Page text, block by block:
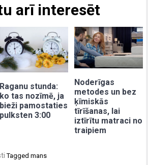
arī interesēt
Raganu stunda:
ko tas nozīmē, ja
bieži pamostaties
pulksten 3:00
Noderīgas
metodes un bez
ķīmiskās
tīrīšanas, lai
iztīrītu matraci no
traipiem
Taggedmans